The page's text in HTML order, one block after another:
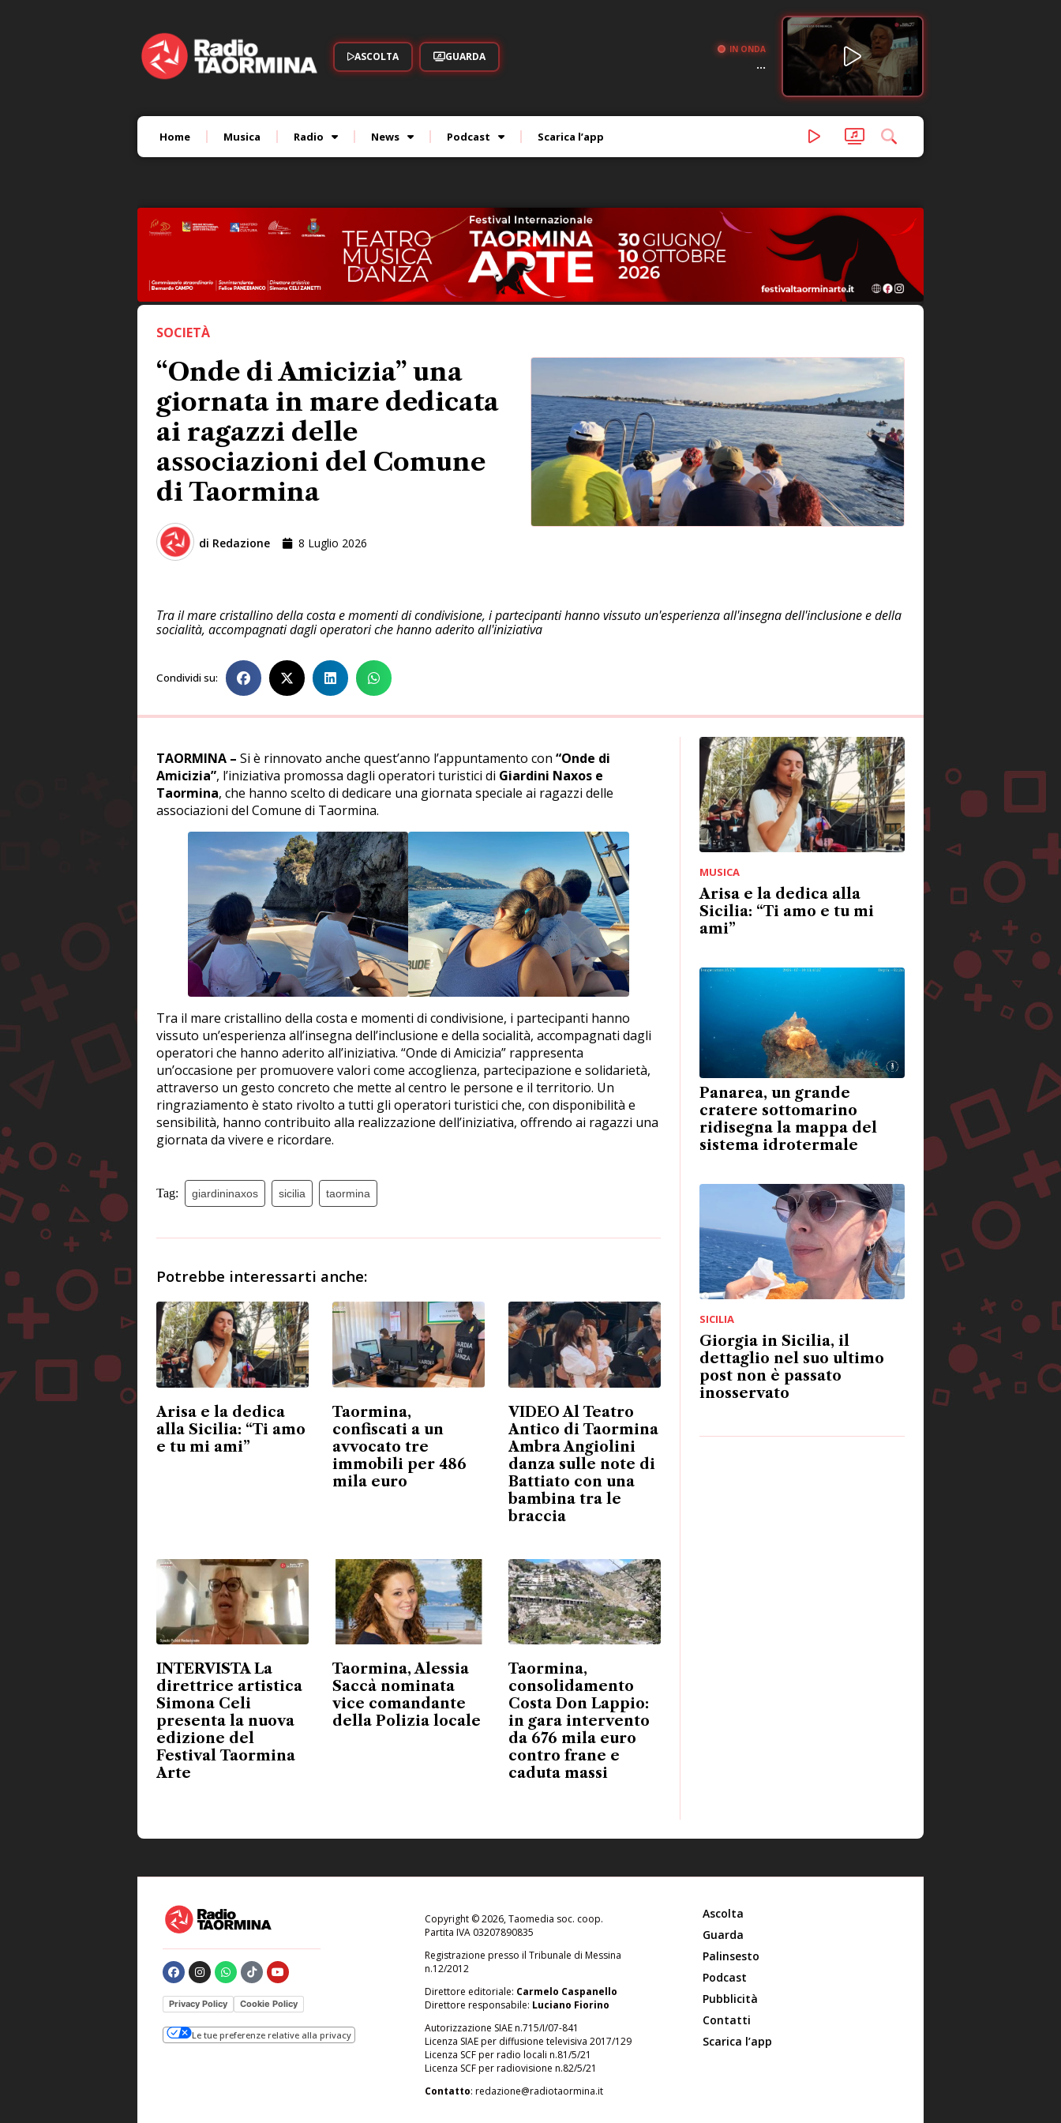
ASCOLTA GUARDA
IN ONDA
...
Home Musica Radio News Podcast Scarica l’app
SOCIETÀ
“Onde di Amicizia” una
giornata in mare dedicata
ai ragazzi delle
associazioni del Comune
di Taormina
di Redazione 8 Luglio 2026
Tra il mare cristallino della costa e momenti di condivisione, i partecipanti hanno vissuto un'esperienza all'insegna dell'inclusione e della
socialità, accompagnati dagli operatori che hanno aderito all'iniziativa
Condividi su:
TAORMINA – Si è rinnovato anche quest’anno l’appuntamento con “Onde di
Amicizia”, l’iniziativa promossa dagli operatori turistici di Giardini Naxos e
Taormina, che hanno scelto di dedicare una giornata speciale ai ragazzi delle
associazioni del Comune di Taormina.
Tra il mare cristallino della costa e momenti di condivisione, i partecipanti hanno
vissuto un’esperienza all’insegna dell’inclusione e della socialità, accompagnati dagli
operatori che hanno aderito all’iniziativa. “Onde di Amicizia” rappresenta
un’occasione per promuovere valori come accoglienza, partecipazione e solidarietà,
attraverso un gesto concreto che mette al centro le persone e il territorio. Un
ringraziamento è stato rivolto a tutti gli operatori turistici che, con disponibilità e
sensibilità, hanno contribuito alla realizzazione dell’iniziativa, offrendo ai ragazzi una
giornata da vivere e ricordare.
Tag: giardininaxos sicilia taormina
Potrebbe interessarti anche:
Arisa e la dedica
alla Sicilia: “Ti amo
e tu mi ami”
Taormina,
confiscati a un
avvocato tre
immobili per 486
mila euro
VIDEO Al Teatro
Antico di Taormina
Ambra Angiolini
danza sulle note di
Battiato con una
bambina tra le
braccia
INTERVISTA La
direttrice artistica
Simona Celi
presenta la nuova
edizione del
Festival Taormina
Arte
Taormina, Alessia
Saccà nominata
vice comandante
della Polizia locale
Taormina,
consolidamento
Costa Don Lappio:
in gara intervento
da 676 mila euro
contro frane e
caduta massi
MUSICA
Arisa e la dedica alla
Sicilia: “Ti amo e tu mi
ami”
Panarea, un grande
cratere sottomarino
ridisegna la mappa del
sistema idrotermale
SICILIA
Giorgia in Sicilia, il
dettaglio nel suo ultimo
post non è passato
inosservato
Privacy Policy Cookie Policy
Le tue preferenze relative alla privacy
Copyright © 2026, Taomedia soc. coop.
Partita IVA 03207890835
Registrazione presso il Tribunale di Messina
n.12/2012
Direttore editoriale: Carmelo Caspanello
Direttore responsabile: Luciano Fiorino
Autorizzazione SIAE n.715/I/07-841
Licenza SIAE per diffusione televisiva 2017/129
Licenza SCF per radio locali n.81/5/21
Licenza SCF per radiovisione n.82/5/21
Contatto: redazione@radiotaormina.it
Ascolta
Guarda
Palinsesto
Podcast
Pubblicità
Contatti
Scarica l’app